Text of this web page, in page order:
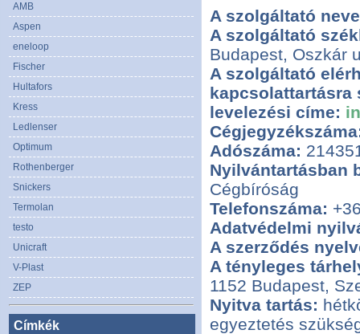
A szolgáltató
A szolgáltató
Budapest, Oszkár
A szolgáltató
kapcsolattartásra
levelezési címe:
Adószáma:
Nyilvántartásban
Cégbíróság
Telefonszáma:
Adatvédelmi
A szerződés
A tényleges
1152 Budapest,
Nyitva tartás:
egyeztetés
AMB
Aspen
eneloop
Fischer
Hultafors
Kress
Ledlenser
Optimum
Rothenberger
Snickers
Termolan
testo
Unicraft
V-Plast
ZEP
Címkék